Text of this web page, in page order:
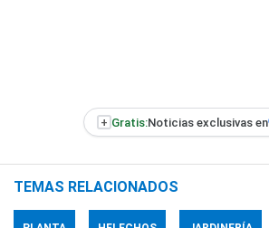
+ Gratis:Noticias exclusivas en
TEMAS RELACIONADOS